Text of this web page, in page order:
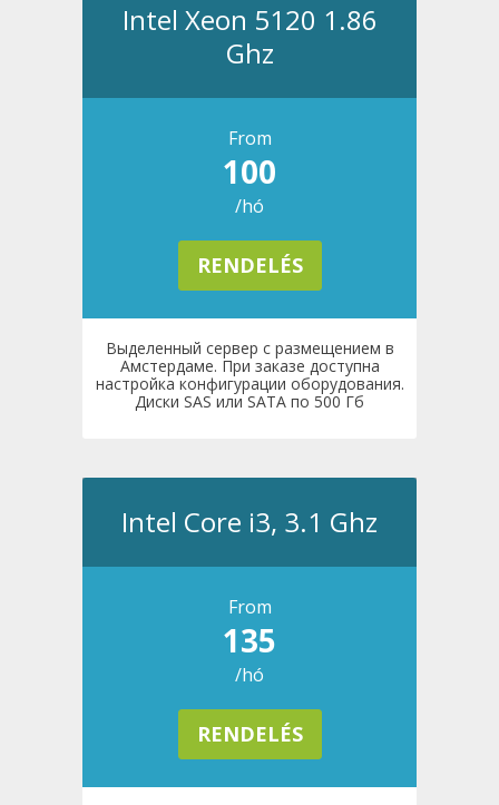
Intel Xeon 5120 1.86
Ghz
From
100
/hó
RENDELÉS
Выделенный сервер с размещением в
Амстердаме. При заказе доступна
настройка конфигурации оборудования.
Диски SAS или SATA по 500 Гб
Intel Core i3, 3.1 Ghz
From
135
/hó
RENDELÉS